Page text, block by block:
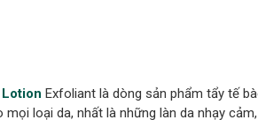
Lotion Exfoliant là dòng sản phẩm tẩy tế
loại da, nhất là những làn da nhạy